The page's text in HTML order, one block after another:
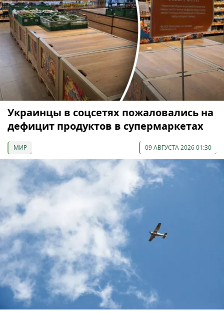
Украинцы в соцсетях пожаловались на
дефицит продуктов в супермаркетах
МИР 09 АВГУСТА 2026 01:30